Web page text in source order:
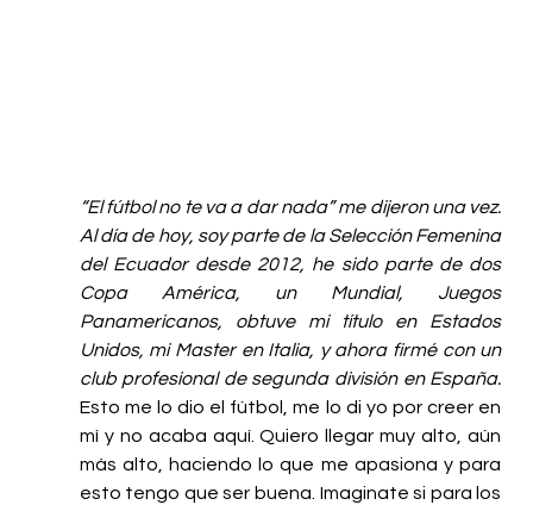
“El fútbol no te va a dar nada” me dijeron una vez.
Al día de hoy, soy parte de la Selección Femenina
del Ecuador desde 2012, he sido parte de dos
Copa América, un Mundial, Juegos
Panamericanos, obtuve mi título en Estados
Unidos, mi Master en Italia, y ahora firmé con un
club profesional de segunda división en España.
Esto me lo dio el fútbol, me lo di yo por creer en
mí y no acaba aquí. Quiero llegar muy alto, aún
más alto, haciendo lo que me apasiona y para
esto tengo que ser buena. Imaginate si para los